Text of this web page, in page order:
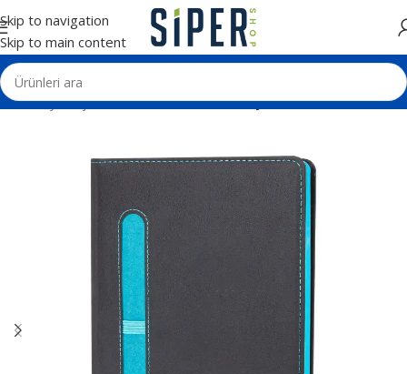
Skip to navigation
Skip to main content
Ana Sayfa Ajanda ve Defterler Tarihli Ajandalar